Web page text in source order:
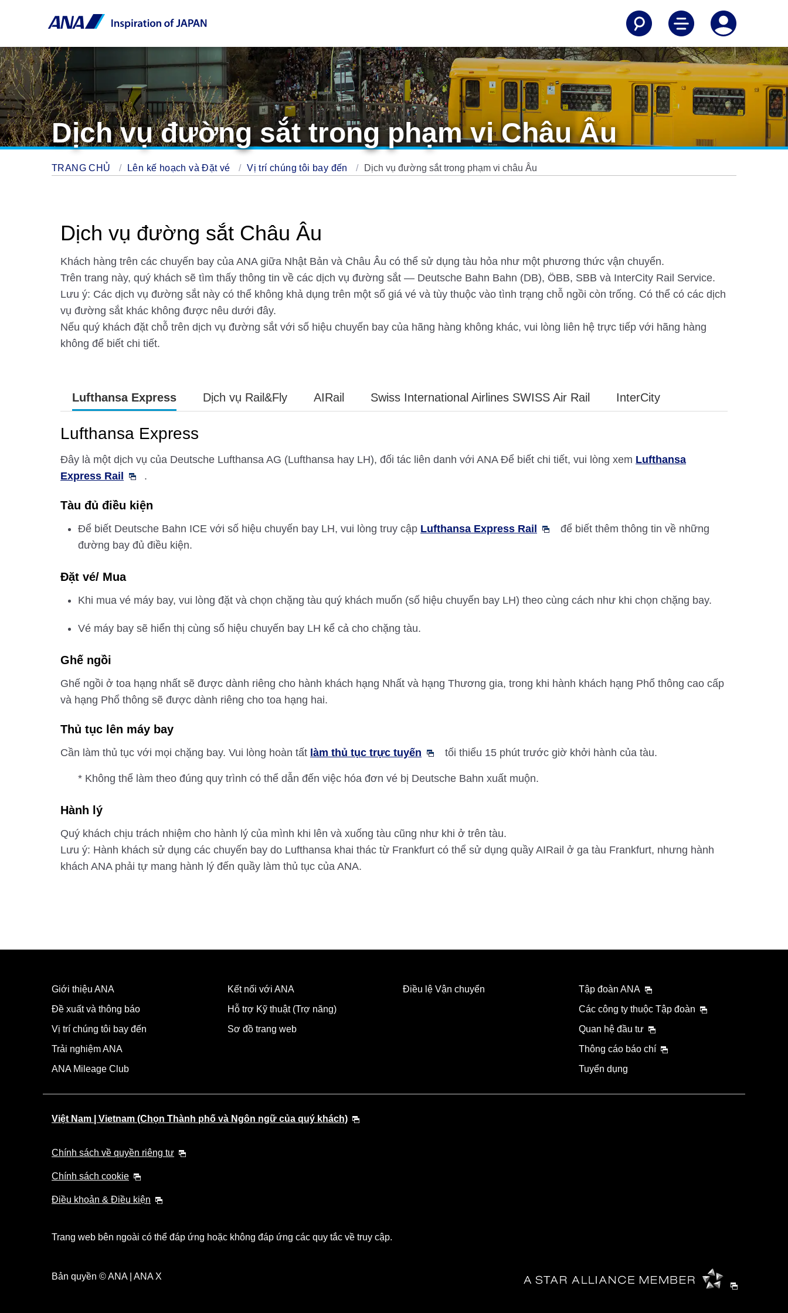
Dịch vụ đường sắt trong phạm vi Châu Âu
TRANG CHỦ Lên kế hoạch và Đặt vé Vị trí chúng tôi bay đến Dịch vụ đường sắt trong phạm vi châu Âu
Dịch vụ đường sắt Châu Âu
Khách hàng trên các chuyến bay của ANA giữa Nhật Bản và Châu Âu có thể sử dụng tàu hỏa như một phương thức vận chuyển.
Trên trang này, quý khách sẽ tìm thấy thông tin về các dịch vụ đường sắt — ​​Deutsche Bahn Bahn (DB), ÖBB, SBB và InterCity Rail Service.
Lưu ý: Các dịch vụ đường sắt này có thể không khả dụng trên một số giá vé và tùy thuộc vào tình trạng chỗ ngồi còn trống. Có thể có các dịch
vụ đường sắt khác không được nêu dưới đây.
Nếu quý khách đặt chỗ trên dịch vụ đường sắt với số hiệu chuyến bay của hãng hàng không khác, vui lòng liên hệ trực tiếp với hãng hàng
không để biết chi tiết.
Lufthansa Express Dịch vụ Rail&Fly AIRail Swiss International Airlines SWISS Air Rail InterCity
Lufthansa Express
Đây là một dịch vụ của Deutsche Lufthansa AG (Lufthansa hay LH), đối tác liên danh với ANA Để biết chi tiết, vui lòng xem Lufthansa
Express Rail
.
Tàu đủ điều kiện
Để biết Deutsche Bahn ICE với số hiệu chuyến bay LH, vui lòng truy cập Lufthansa Express Rail
để biết thêm thông tin về những
đường bay đủ điều kiện.
Đặt vé/ Mua
Khi mua vé máy bay, vui lòng đặt và chọn chặng tàu quý khách muốn (số hiệu chuyến bay LH) theo cùng cách như khi chọn chặng bay.
Vé máy bay sẽ hiển thị cùng số hiệu chuyến bay LH kể cả cho chặng tàu.
Ghế ngồi
Ghế ngồi ở toa hạng nhất sẽ được dành riêng cho hành khách hạng Nhất và hạng Thương gia, trong khi hành khách hạng Phổ thông cao cấp
và hạng Phổ thông sẽ được dành riêng cho toa hạng hai.
Thủ tục lên máy bay
Cần làm thủ tục với mọi chặng bay. Vui lòng hoàn tất làm thủ tục trực tuyến tối thiểu 15 phút trước giờ khởi hành của tàu.
* Không thể làm theo đúng quy trình có thể dẫn đến việc hóa đơn vé bị Deutsche Bahn xuất muộn.
Hành lý
Quý khách chịu trách nhiệm cho hành lý của mình khi lên và xuống tàu cũng như khi ở trên tàu.
Lưu ý: Hành khách sử dụng các chuyến bay do Lufthansa khai thác từ Frankfurt có thể sử dụng quầy AIRail ở ga tàu Frankfurt, nhưng hành
khách ANA phải tự mang hành lý đến quầy làm thủ tục của ANA.
Giới thiệu ANA
Đề xuất và thông báo
Vị trí chúng tôi bay đến
Trải nghiệm ANA
ANA Mileage Club
Kết nối với ANA
Hỗ trợ Kỹ thuật (Trợ năng)
Sơ đồ trang web
Điều lệ Vận chuyển
Tập đoàn ANA
Các công ty thuộc Tập đoàn
Quan hệ đầu tư
Thông cáo báo chí
Tuyển dụng
Việt Nam | Vietnam (Chọn Thành phố và Ngôn ngữ của quý khách)
Chính sách về quyền riêng tư
Chính sách cookie
Điều khoản & Điều kiện
Trang web bên ngoài có thể đáp ứng hoặc không đáp ứng các quy tắc về truy cập.
Bản quyền © ANA | ANA X